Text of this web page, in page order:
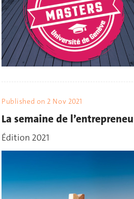
Published on 2 Nov 2021
La semaine de
Édition 2021